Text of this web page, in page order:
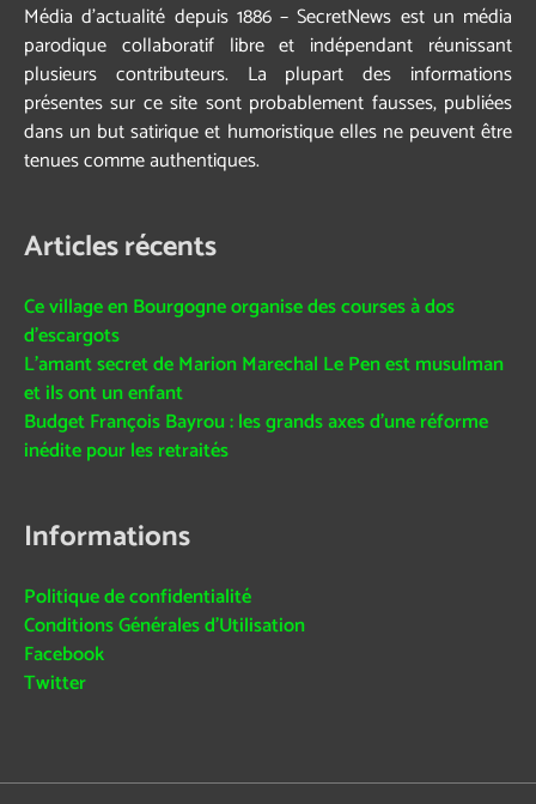
Média d’actualité depuis 1886 – SecretNews est un média
parodique collaboratif libre et indépendant réunissant
plusieurs contributeurs. La plupart des informations
présentes sur ce site sont probablement fausses, publiées
dans un but satirique et humoristique elles ne peuvent être
tenues comme authentiques.
Articles récents
Ce village en Bourgogne organise des courses à dos
d’escargots
L’amant secret de Marion Marechal Le Pen est musulman
et ils ont un enfant
Budget François Bayrou : les grands axes d’une réforme
inédite pour les retraités
Informations
Politique de confidentialité
Conditions Générales d’Utilisation
Facebook
Twitter